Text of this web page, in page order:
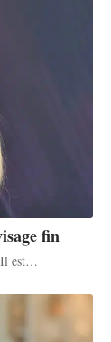
fin
est…